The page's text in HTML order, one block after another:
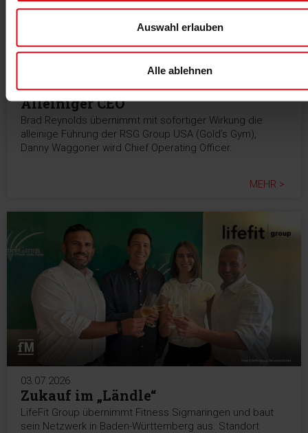
Auswahl erlauben
Alle ablehnen
14.07.2026
Alleiniger CEO
Brad Reynolds übernimmt mit sofortiger Wirkung die
alleinige Führung der RSG Group USA (Gold’s Gym),
Danny Waggoner wird Chief Operating Officer.
MEHR >
03.07.2026
Zukauf im „Ländle“
LifeFit Group übernimmt Fitness Sigmaringen und baut
sein Netzwerk in Baden-Württemberg aus. Standort